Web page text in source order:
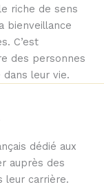
riche de sens
bienveillance
C’est
des personnes
leur vie.
dédié aux
auprès des
leur carrière.